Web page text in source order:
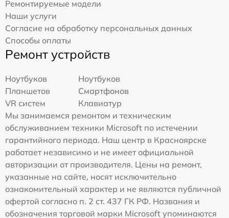
Ремонтируемые модели
Наши услуги
Согласие на обработку персональных данных
Способы оплаты
Ремонт устройств
Ноутбуков
Ноутбуков
Планшетов
Смартфонов
VR систем
Клавиатур
Мы занимаемся ремонтом и техническим
обслуживанием техники Microsoft по истечении
гарантийного периода. Наш центр в Красноярске
работает независимо и не имеет официальной
авторизации от производителя. Цены на ремонт,
указанные на сайте, носят исключительно
ознакомительный характер и не являются публичной
офертой согласно п. 2 ст. 437 ГК РФ. Названия и
обозначения торговой марки Microsoft упоминаются